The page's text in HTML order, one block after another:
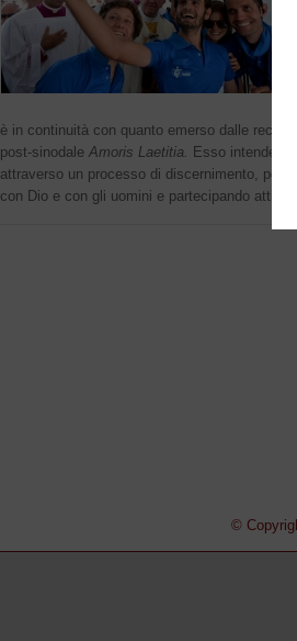
è in continuità con quanto emerso dalle
post-sinodale Amoris Laetitia. Esso intende
attraverso un processo di discernimento,
con Dio e con gli uomini e partecipando
©